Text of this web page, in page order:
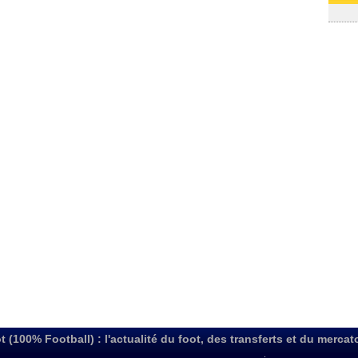
(100% Football) : l'actualité du foot, des transferts et du